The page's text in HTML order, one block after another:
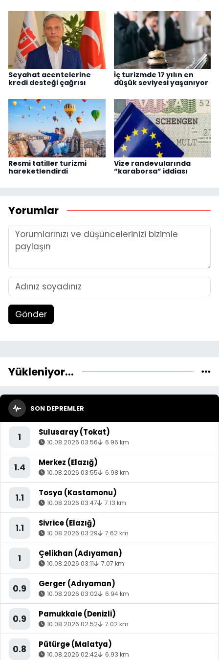
Seyahat acentelerine
kredi desteği çağrısı
İç turizmde 17 yılın en
düşük seviyesi yaşanıyor
Resmi tatiller turizmi
hareketlendirdi
Vize randevularında
“karaborsa” iddiası
Yorumlar
Gönder
Yükleniyor...
SON DEPREMLER
1 Sulusaray (Tokat)
10.08.2026 03:56 6.96 km
1.4 Merkez (Elazığ)
10.08.2026 03:55 6.98 km
1.1 Tosya (Kastamonu)
10.08.2026 03:47 7.13 km
1.1 Sivrice (Elazığ)
10.08.2026 03:29 7.62 km
1 Çelikhan (Adıyaman)
10.08.2026 03:11 7.07 km
0.9 Gerger (Adıyaman)
10.08.2026 03:02 6.94 km
0.9 Pamukkale (Denizli)
10.08.2026 02:52 7.02 km
0.8 Pütürge (Malatya)
10.08.2026 02:42 6.93 km